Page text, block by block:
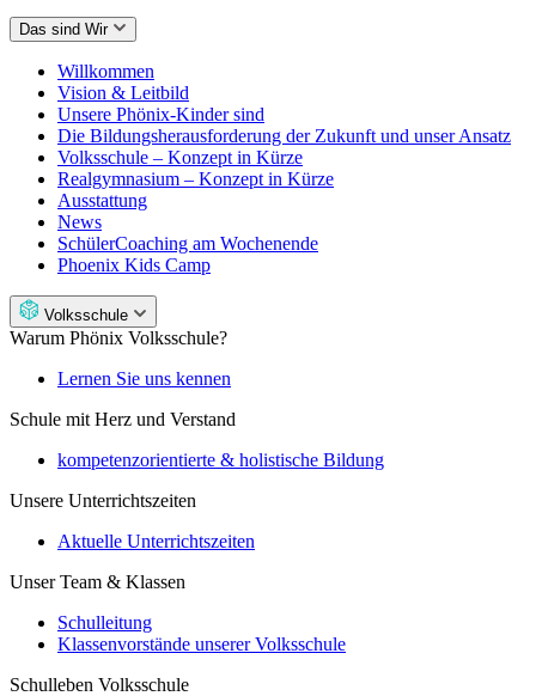
Das sind Wir
Willkommen
Vision & Leitbild
Unsere Phönix-Kinder sind
Die Bildungsherausforderung der Zukunft und unser Ansatz
Volksschule – Konzept in Kürze
Realgymnasium – Konzept in Kürze
Ausstattung
News
SchülerCoaching am Wochenende
Phoenix Kids Camp
Volksschule
Warum Phönix Volksschule?
Lernen Sie uns kennen
Schule mit Herz und Verstand
kompetenzorientierte & holistische Bildung
Unsere Unterrichtszeiten
Aktuelle Unterrichtszeiten
Unser Team & Klassen
Schulleitung
Klassenvorstände unserer Volksschule
Schulleben Volksschule